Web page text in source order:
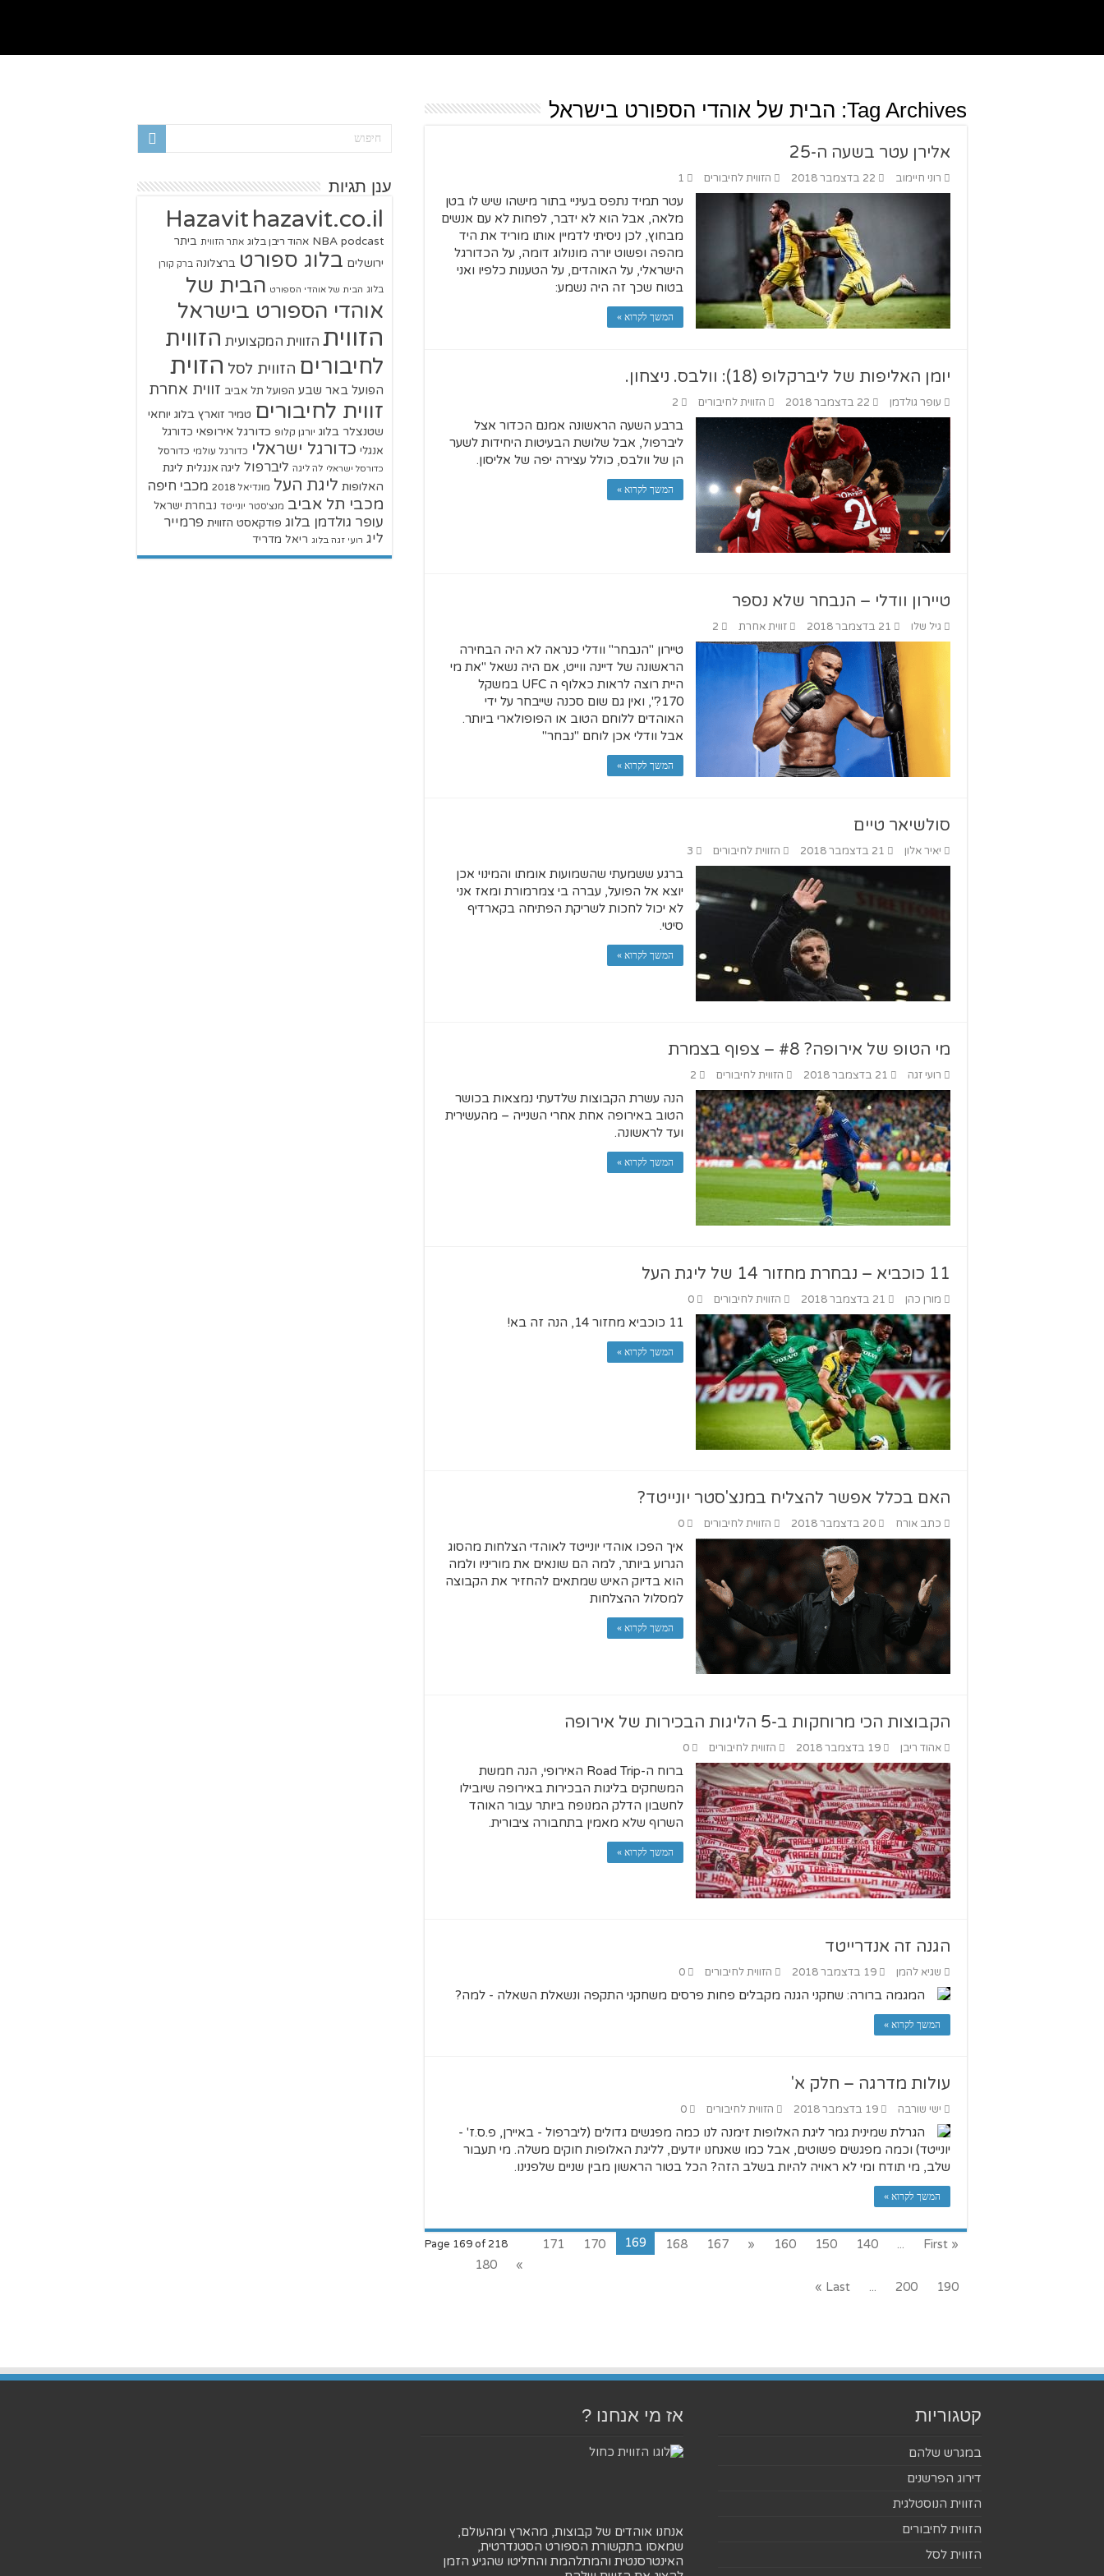
Tag Archives: הבית של אוהדי הספורט בישראל
אלירן עטר בשעה ה-25
רוני חיימוב 22 בדצמבר 2018 הזווית לחיבורים 1
עטר תמיד נתפס בעיניי בתור מישהו שיש לו בטן
מלאה, אבל הוא לא ידבר, לפחות לא עם אנשים
מבחוץ, לכן ניסיתי לדמיין אותו מוריד את היד
מהפה ופשוט יורה מונולוג דומה, על הכדורגל
הישראלי, על האוהדים, על הטענות כלפיו ואני
בטוח שכך זה היה נשמע:
המשך לקרוא »
יומן האליפות של ליברקלופ (18): וולבס. ניצחון.
עופר גולדמן 22 בדצמבר 2018 הזווית לחיבורים 2
ברבע השעה הראשונה אמנם הכדור אצל
ליברפול, אבל שלושת הבעיטות היחידות לשער
הן של וולבס, כולל עצירה יפה של אליסון.
המשך לקרוא »
טיירון וודלי – הנבחר שלא נספר
גיל שלו 21 בדצמבר 2018 זווית אחרת 2
טיירון "הנבחר" וודלי כנראה לא היה הבחירה
הראשונה של דיינה ווייט, אם היה נשאל "את מי
היית רוצה לראות כאלוף ה UFC במשקל
170?", ואין גם שום סכנה שייבחר על ידי
האוהדים ללוחם הטוב או הפופולארי ביותר.
אבל וודלי אכן לוחם "נבחר"
המשך לקרוא »
סולשיאר טיים
יאיר אלון 21 בדצמבר 2018 הזווית לחיבורים 3
ברגע ששמעתי שהשמועות אומתו והמינוי אכן
יוצא אל הפועל, עברה בי צמרמורת ומאז אני
לא יכול לחכות לשריקת הפתיחה בקארדיף
סיטי.
המשך לקרוא »
מי הטופ של אירופה? #8 – צפוף בצמרת
רועי זגה 21 בדצמבר 2018 הזווית לחיבורים 2
הנה עשרת הקבוצות שלדעתי נמצאות בכושר
הטוב באירופה אחת אחרי השנייה – מהעשירית
ועד לראשונה.
המשך לקרוא »
11 כוכביא – נבחרת מחזור 14 של ליגת העל
מורן כהן 21 בדצמבר 2018 הזווית לחיבורים 0
11 כוכביא מחזור 14, הנה זה בא!
המשך לקרוא »
האם בכלל אפשר להצליח במנצ'סטר יונייטד?
כתב אורח 20 בדצמבר 2018 הזווית לחיבורים 0
איך הפכו אוהדי יונייטד לאוהדי הצלחות מהסוג
הגרוע ביותר, למה הם שונאים את מוריניו ולמה
הוא בדיוק האיש שמתאים להחזיר את הקבוצה
למסלול ההצלחות
המשך לקרוא »
הקבוצות הכי מרוחקות ב-5 הליגות הבכירות של אירופה
אהוד ריבן 19 בדצמבר 2018 הזווית לחיבורים 0
ברוח ה-Road Trip האירופי, הנה חמשת
המשחקים בליגות הבכירות באירופה שיובילו
לחשבון הדלק המנופח ביותר עבור האוהד
השרוף שלא מאמין בתחבורה ציבורית.
המשך לקרוא »
הגנה זה אנדרייטד
שגיא להמן 19 בדצמבר 2018 הזווית לחיבורים 0
המגמה ברורה: שחקני הגנה מקבלים פחות פרסים משחקני התקפה ונשאלת השאלה - למה?
המשך לקרוא »
עולות מדרגה – חלק א'
ישי שורבה 19 בדצמבר 2018 הזווית לחיבורים 0
הגרלת שמינית גמר ליגת האלופות זימנה לנו כמה מפגשים גדולים (ליברפול - באיירן, פ.ס.ז' -
יונייטד) וכמה מפגשים פשוטים, אבל כמו שאנחנו יודעים, לליגת האלופות חוקים משלה. מי תעבור
שלב, מי תודח ומי לא ראויה להיות בשלב הזה? הכל בטור הראשון מבין שניים שלפנינו.
המשך לקרוא »
Page 169 of 218 « First
...
140
150
160
«
167
168
169
170
171
»
180
190
200
...
Last »
ענן תגיות
Hazavit hazavit.co.il
NBA podcast אהוד ריבן בלוג אתר הזווית ביתר
ירושלים בלוג ספורט ברצלונה ברק קורן
בלוג הבית של אוהדי הספורט הבית של
אוהדי הספורט בישראל
הזווית הזווית המקצועית הזווית
לחיבורים הזווית לסל הזוית
הפועל באר שבע הפועל תל אביב זווית אחרת
זווית לחיבורים טמיר זוארץ בלוג יוחאי
שטנצלר בלוג יורגן קלופ כדורגל אירופאי כדורגל
אנגלי כדורגל ישראלי כדורגל עולמי כדורסל
כדורסל ישראלי לה ליגה ליברפול ליגה אנגלית ליגת
האלופות ליגת העל מונדיאל 2018 מכבי חיפה
מכבי תל אביב מנצ'סטר יונייטד נבחרת ישראל
עופר גולדמן בלוג פודקאסט הזווית פרמייר
ליג רועי זגה בלוג ריאל מדריד
קטגוריות
במגרש שלהם
דירוג הפרשנים
הזווית הנוסטלגית
הזווית לחיבורים
הזווית לסל
אז מי אנחנו ?
אנחנו אוהדים של קבוצות, מהארץ ומהעולם,
שמאסו בתקשורת הספורט הסטנדרטית,
האינטרסנטית והמתלהמת והחליטו שהגיע הזמן